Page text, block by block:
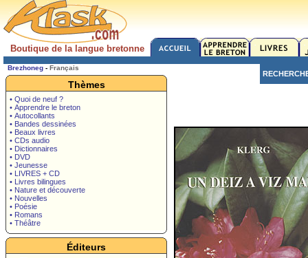
Boutique de la langue bretonne
Brezhoneg - Français
Thèmes
• Quoi de neuf ?
• Apprendre le breton
• Autocollants
• Bandes dessinées
• Beaux livres
• CDs audio
• Dictionnaires
• DVD
• Jeunesse
• LIVRES + CD
• Livres bilingues
• Nature et découverte
• Nouvelles
• Poésie
• Romans
• Théâtre
Éditeurs